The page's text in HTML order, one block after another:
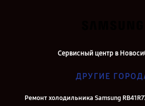
Сервисный центр в
ДРУГИЕ
Ремонт холодильника Samsung